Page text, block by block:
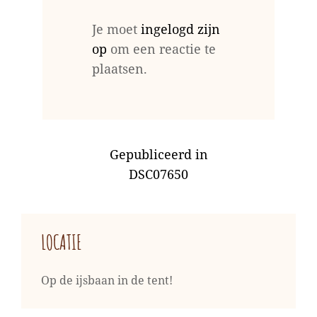
Je moet ingelogd zijn
op om een reactie te
plaatsen.
Gepubliceerd in
DSC07650
LOCATIE
Op de ijsbaan in de tent!